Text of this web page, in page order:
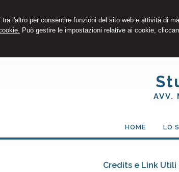
l'altro per consentire funzioni del sito web e attività di
Può gestire le impostazioni relative ai cookie,
AVV.
HOME LO
Credits e Link Utili